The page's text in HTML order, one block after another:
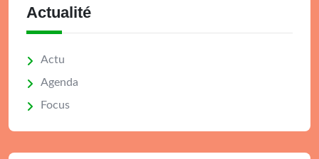
Actualité
Actu
Agenda
Focus